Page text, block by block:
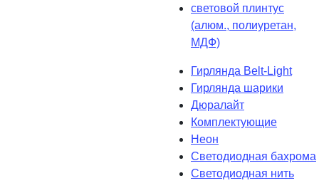
световой плинтус
(алюм., полиуретан,
МДФ)
Гирлянда Belt-Light
Гирлянда шарики
Дюралайт
Комплектующие
Неон
Светодиодная бахрома
Светодиодная нить